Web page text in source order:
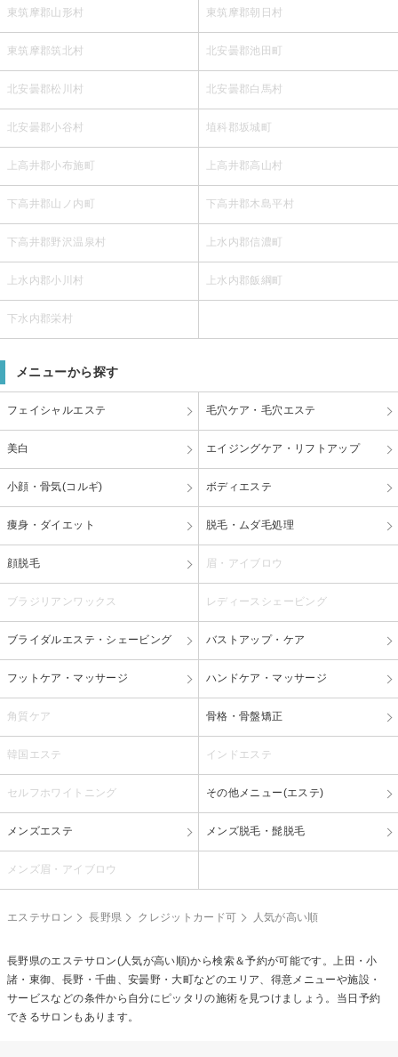
東筑摩郡山形村 東筑摩郡朝日村
東筑摩郡筑北村 北安曇郡池田町
北安曇郡松川村 北安曇郡白馬村
北安曇郡小谷村 埴科郡坂城町
上高井郡小布施町 上高井郡高山村
下高井郡山ノ内町 下高井郡木島平村
下高井郡野沢温泉村 上水内郡信濃町
上水内郡小川村 上水内郡飯綱町
下水内郡栄村
メニューから探す
フェイシャルエステ 毛穴ケア・毛穴エステ
美白 エイジングケア・リフトアップ
小顔・骨気(コルギ) ボディエステ
痩身・ダイエット 脱毛・ムダ毛処理
顔脱毛 眉・アイブロウ
ブラジリアンワックス レディースシェービング
ブライダルエステ・シェービング バストアップ・ケア
フットケア・マッサージ ハンドケア・マッサージ
角質ケア 骨格・骨盤矯正
韓国エステ インドエステ
セルフホワイトニング その他メニュー(エステ)
メンズエステ メンズ脱毛・髭脱毛
メンズ眉・アイブロウ
エステサロン 長野県 クレジットカード可 人気が高い順
長野県のエステサロン(人気が高い順)から検索＆予約が可能です。上田・小
諸・東御、長野・千曲、安曇野・大町などのエリア、得意メニューや施設・
サービスなどの条件から自分にピッタリの施術を見つけましょう。当日予約
できるサロンもあります。